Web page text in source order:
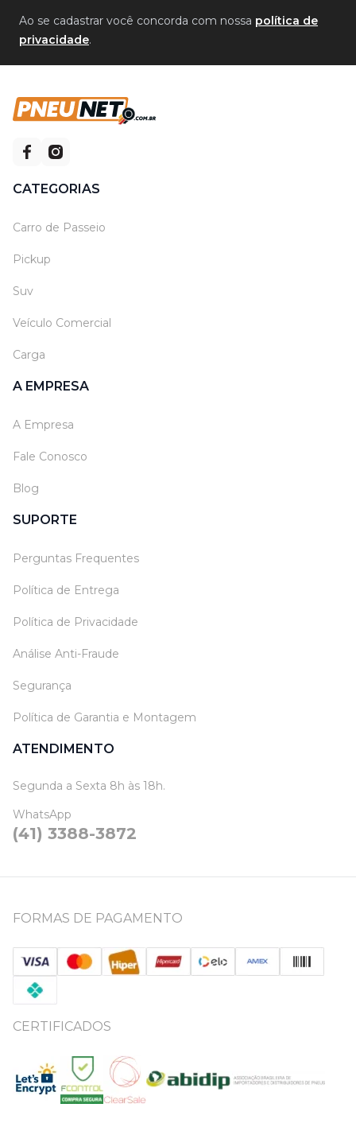
Ao se cadastrar você concorda com nossa política de
privacidade.
CATEGORIAS
Carro de Passeio
Pickup
Suv
Veículo Comercial
Carga
A EMPRESA
A Empresa
Fale Conosco
Blog
SUPORTE
Perguntas Frequentes
Política de Entrega
Política de Privacidade
Análise Anti-Fraude
Segurança
Política de Garantia e Montagem
ATENDIMENTO
Segunda a Sexta 8h às 18h.
WhatsApp
(41) 3388-3872
FORMAS DE PAGAMENTO
CERTIFICADOS